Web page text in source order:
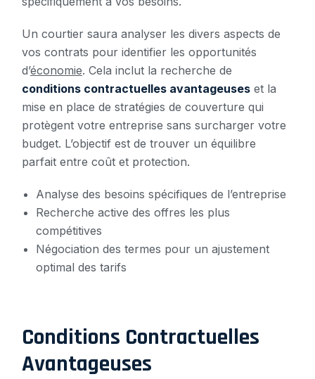
Un courtier saura analyser les divers aspects de
vos contrats pour identifier les opportunités
d’économie. Cela inclut la recherche de
conditions contractuelles avantageuses et la
mise en place de stratégies de couverture qui
protègent votre entreprise sans surcharger votre
budget. L’objectif est de trouver un équilibre
parfait entre coût et protection.
Analyse des besoins spécifiques de l’entreprise
Recherche active des offres les plus
compétitives
Négociation des termes pour un ajustement
optimal des tarifs
Conditions Contractuelles
Avantageuses